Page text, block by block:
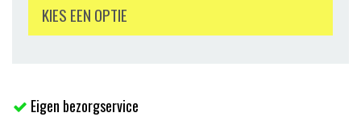
KIES EEN OPTIE
Eigen bezorgservice